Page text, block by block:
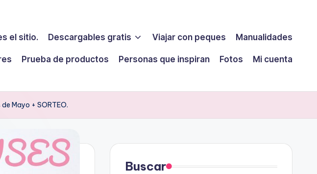
el sitio. Descargables gratis Viajar con peques Manualidades
Prueba de productos Personas que inspiran Fotos
Mi cuenta
Mayo + SORTEO.
Buscar